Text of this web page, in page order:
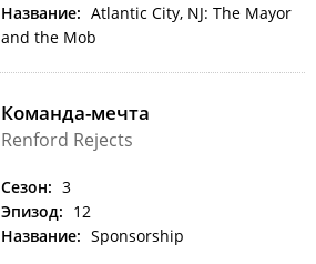
Название: Atlantic City, NJ: The Mayor
and the Mob
Команда-мечта
Renford Rejects
Сезон: 3
Эпизод: 12
Название: Sponsorship